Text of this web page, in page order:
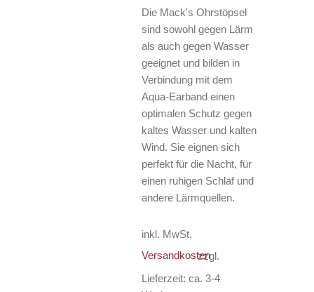
Die Mack's Ohrstöpsel
sind sowohl gegen Lärm
als auch gegen Wasser
geeignet und bilden in
Verbindung mit dem
Aqua-Earband einen
optimalen Schutz gegen
kaltes Wasser und kalten
Wind. Sie eignen sich
perfekt für die Nacht, für
einen ruhigen Schlaf und
andere Lärmquellen.
inkl. MwSt.
zzgl.
Versandkosten
Lieferzeit: ca. 3-4